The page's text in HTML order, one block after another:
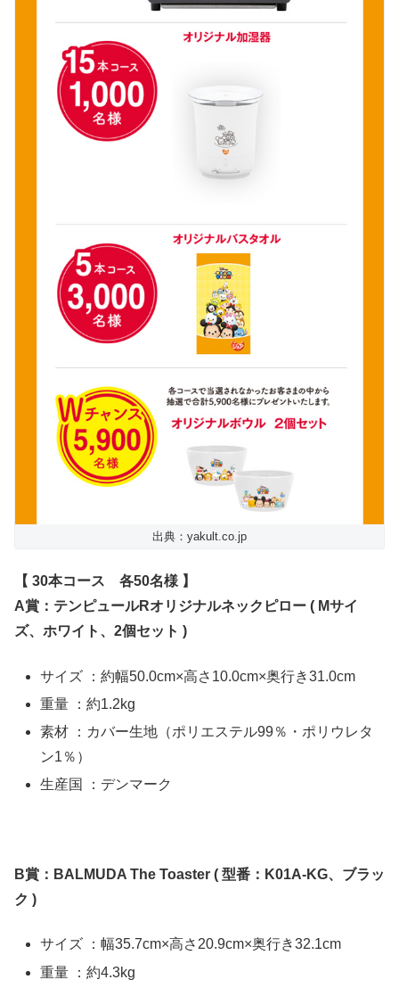
出典：yakult.co.jp
【 30本コース 各50名様 】
A賞：テンピュールRオリジナルネックピロー ( Mサイ
ズ、ホワイト、2個セット )
サイズ ：約幅50.0cm×高さ10.0cm×奥行き31.0cm
重量 ：約1.2kg
素材 ：カバー生地（ポリエステル99％・ポリウレタ
ン1％）
生産国 ：デンマーク
B賞：BALMUDA The Toaster ( 型番：K01A-KG、ブラッ
ク )
サイズ ：幅35.7cm×高さ20.9cm×奥行き32.1cm
重量 ：約4.3kg